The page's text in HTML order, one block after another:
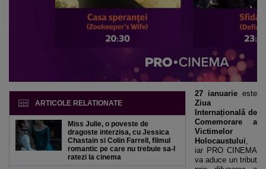
ARTICOLE RELATIONATE
Miss Julie, o poveste de
dragoste interzisa, cu Jessica
Chastain si Colin Farrell, filmul
romantic pe care nu trebuie sa-l
ratezi la cinema
27 ianuarie este
Ziua
Internațională de
Comemorare a
Victimelor
Holocaustului,
iar PRO CINEMA
va aduce un tribut